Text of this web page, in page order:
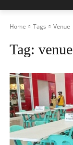
Home Tags Venue
Tag: venue